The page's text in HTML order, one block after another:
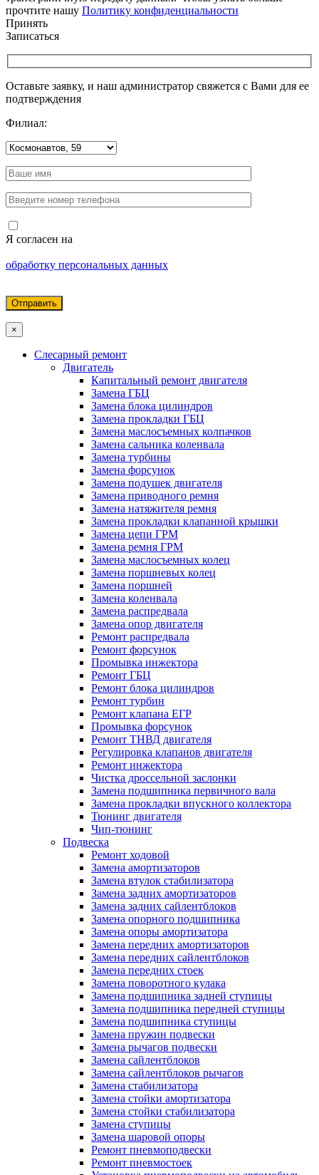
прочтите нашу Политику конфиденциальности
Принять
Записаться
Оставьте заявку, и наш администратор свяжется с Вами для ее
подтверждения
Филиал:
Я согласен на
обработку персональных данных
×
Слесарный ремонт
Двигатель
Капитальный ремонт двигателя
Замена ГБЦ
Замена блока цилиндров
Замена прокладки ГБЦ
Замена маслосъемных колпачков
Замена сальника коленвала
Замена турбины
Замена форсунок
Замена подушек двигателя
Замена приводного ремня
Замена натяжителя ремня
Замена прокладки клапанной крышки
Замена цепи ГРМ
Замена ремня ГРМ
Замена маслосъемных колец
Замена поршневых колец
Замена поршней
Замена коленвала
Замена распредвала
Замена опор двигателя
Ремонт распредвала
Ремонт форсунок
Промывка инжектора
Ремонт ГБЦ
Ремонт блока цилиндров
Ремонт турбин
Ремонт клапана ЕГР
Промывка форсунок
Ремонт ТНВД двигателя
Регулировка клапанов двигателя
Ремонт инжектора
Чистка дроссельной заслонки
Замена подшипника первичного вала
Замена прокладки впускного коллектора
Тюнинг двигателя
Чип-тюнинг
Подвеска
Ремонт ходовой
Замена амортизаторов
Замена втулок стабилизатора
Замена задних амортизаторов
Замена задних сайлентблоков
Замена опорного подшипника
Замена опоры амортизатора
Замена передних амортизаторов
Замена передних сайлентблоков
Замена передних стоек
Замена поворотного кулака
Замена подшипника задней ступицы
Замена подшипника передней ступицы
Замена подшипника ступицы
Замена пружин подвески
Замена рычагов подвески
Замена сайлентблоков
Замена сайлентблоков рычагов
Замена стабилизатора
Замена стойки амортизатора
Замена стойки стабилизатора
Замена ступицы
Замена шаровой опоры
Ремонт пневмоподвески
Ремонт пневмостоек